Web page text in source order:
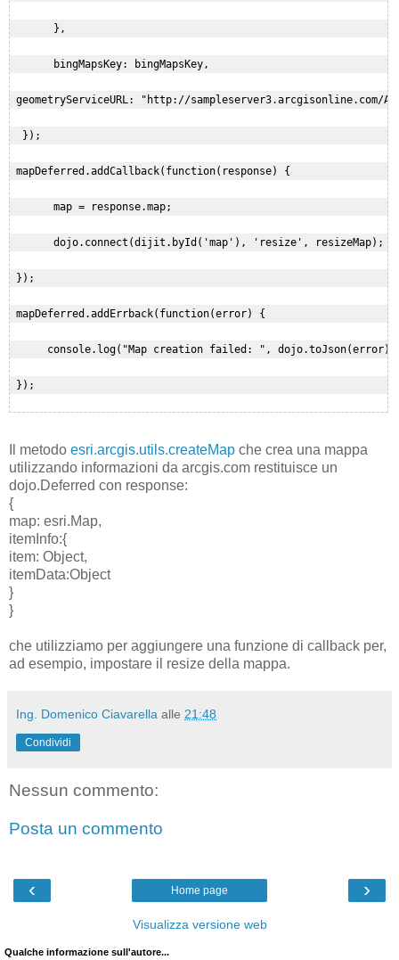
       },
       bingMapsKey: bingMapsKey,
geometryServiceURL: "http://sampleserver3.arcgisonline.com/
  });
mapDeferred.addCallback(function(response) {
       map = response.map;
       dojo.connect(dijit.byId('map'), 'resize', resizeMap);
});
mapDeferred.addErrback(function(error) {
console.log("Map creation failed: ",
});
Il metodo esri.arcgis.utils.createMap che crea una mappa
utilizzando informazioni da arcgis.com restituisce un
dojo.Deferred con response:
{
map: esri.Map,
itemInfo:{
item: Object,
itemData:Object
}
}
che utilizziamo per aggiungere una funzione di callback per,
ad esempio, impostare il resize della mappa.
Ing. Domenico Ciavarella alle 21:48
Condividi
Nessun commento:
Posta un commento
‹ ›
Home page
Visualizza versione web
Qualche informazione sull'autore...